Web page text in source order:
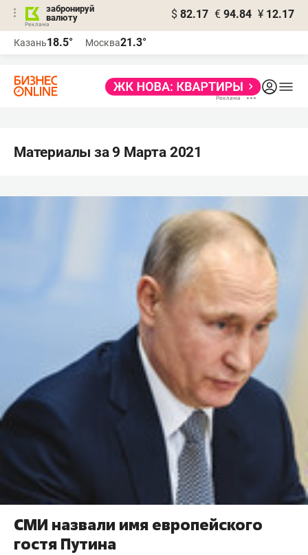
забронируй
валюту
$ 82.17 € 94.84 ¥ 12.17
Казань18.5° Москва21.3°
Материалы за 9 Марта 2021
СМИ назвали имя европейского
гостя Путина